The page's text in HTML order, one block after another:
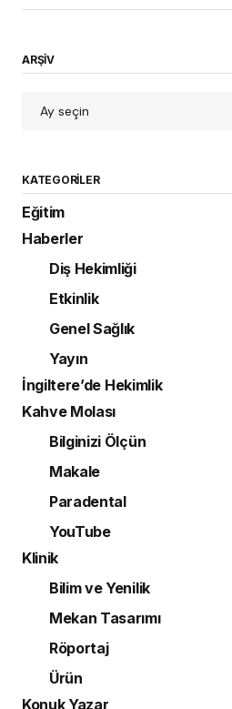
Genel Sağlık
İngiltere’de Hekimlik
Paradental
YouTube
Klinik
Bilim ve Yenilik
Mekan Tasarımı
Röportaj
Ürün
Konuk Yazar
HABERLER
Diş Hekimliğinin
Geleceğine
GREATIST Kongre ve
2023 tarihlerinde, diş
buluşturacak. Diş
Zeka (AI) konusundaki